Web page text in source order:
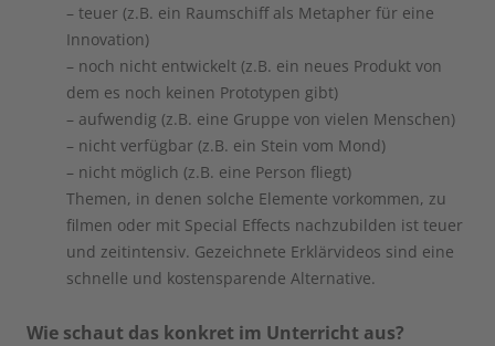
– teuer (z.B. ein Raumschiff als Metapher für eine
Innovation)
– noch nicht entwickelt (z.B. ein neues Produkt von
dem es noch keinen Prototypen gibt)
– aufwendig (z.B. eine Gruppe von vielen Menschen)
– nicht verfügbar (z.B. ein Stein vom Mond)
– nicht möglich (z.B. eine Person fliegt)
Themen, in denen solche Elemente vorkommen, zu
filmen oder mit Special Effects nachzubilden ist teuer
und zeitintensiv. Gezeichnete Erklärvideos sind eine
schnelle und kostensparende Alternative.
Wie schaut das konkret im Unterricht aus?